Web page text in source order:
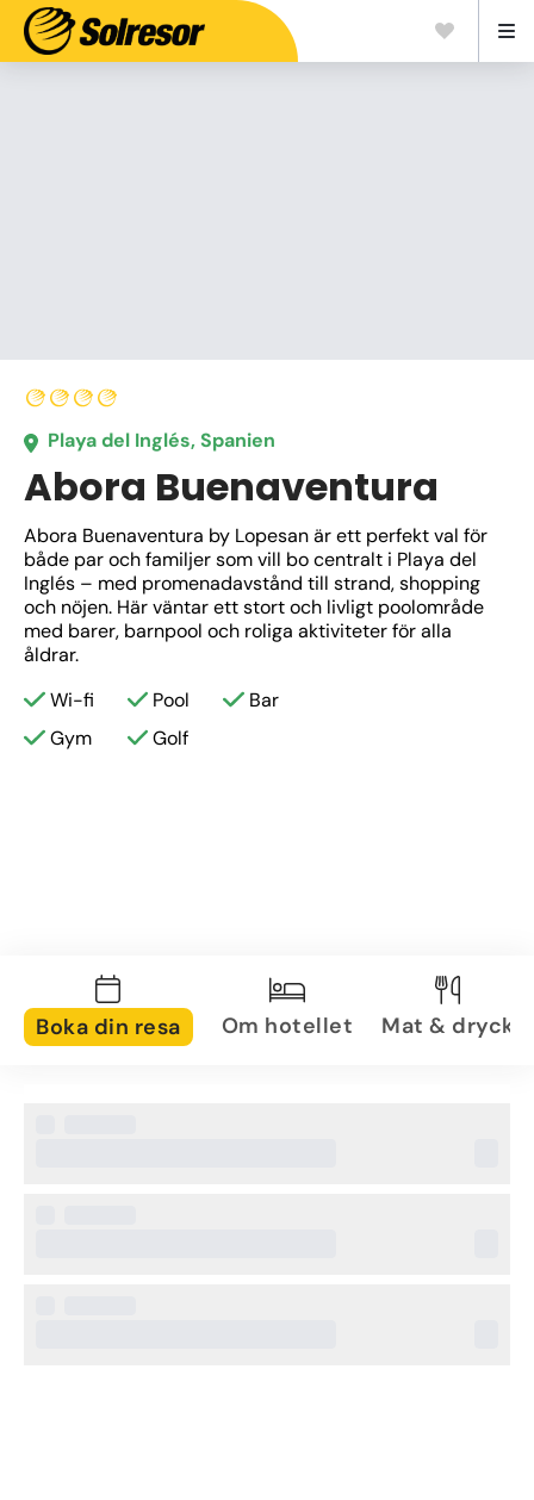
Playa del Inglés, Spanien
Abora Buenaventura
Abora Buenaventura by Lopesan är ett perfekt val för
både par och familjer som vill bo centralt i Playa del
Inglés – med promenadavstånd till strand, shopping
och nöjen. Här väntar ett stort och livligt poolområde
med barer, barnpool och roliga aktiviteter för alla
åldrar.
Wi-fi
Pool
Bar
Gym
Golf
Boka din resa Om hotellet Mat & dryck